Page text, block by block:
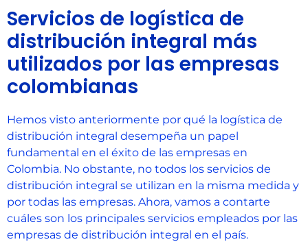
Servicios de logística de
distribución integral más
utilizados por las empresas
colombianas
Hemos visto anteriormente por qué la logística de
distribución integral desempeña un papel
fundamental en el éxito de las empresas en
Colombia. No obstante, no todos los servicios de
distribución integral se utilizan en la misma medida y
por todas las empresas. Ahora, vamos a contarte
cuáles son los principales servicios empleados por las
empresas de distribución integral en el país.